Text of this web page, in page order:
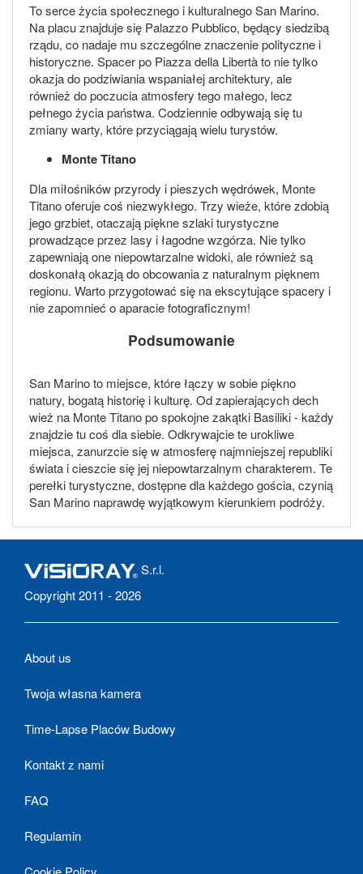
To serce życia społecznego i kulturalnego San Marino.
Na placu znajduje się Palazzo Pubblico, będący siedzibą
rządu, co nadaje mu szczególne znaczenie polityczne i
historyczne. Spacer po Piazza della Libertà to nie tylko
okazja do podziwiania wspaniałej architektury, ale
również do poczucia atmosfery tego małego, lecz
pełnego życia państwa. Codziennie odbywają się tu
zmiany warty, które przyciągają wielu turystów.
Monte Titano
Dla miłośników przyrody i pieszych wędrówek, Monte
Titano oferuje coś niezwykłego. Trzy wieże, które zdobią
jego grzbiet, otaczają piękne szlaki turystyczne
prowadzące przez lasy i łagodne wzgórza. Nie tylko
zapewniają one niepowtarzalne widoki, ale również są
doskonałą okazją do obcowania z naturalnym pięknem
regionu. Warto przygotować się na ekscytujące spacery i
nie zapomnieć o aparacie fotograficznym!
Podsumowanie
San Marino to miejsce, które łączy w sobie piękno
natury, bogatą historię i kulturę. Od zapierających dech
wież na Monte Titano po spokojne zakątki Basiliki - każdy
znajdzie tu coś dla siebie. Odkrywajcie te urokliwe
miejsca, zanurzcie się w atmosferę najmniejszej republiki
świata i cieszcie się jej niepowtarzalnym charakterem. Te
perełki turystyczne, dostępne dla każdego gościa, czynią
San Marino naprawdę wyjątkowym kierunkiem podróży.
S.r.l.
Copyright 2011 - 2026
About us
Twoja własna kamera
Time-Lapse Placów Budowy
Kontakt z nami
FAQ
Regulamin